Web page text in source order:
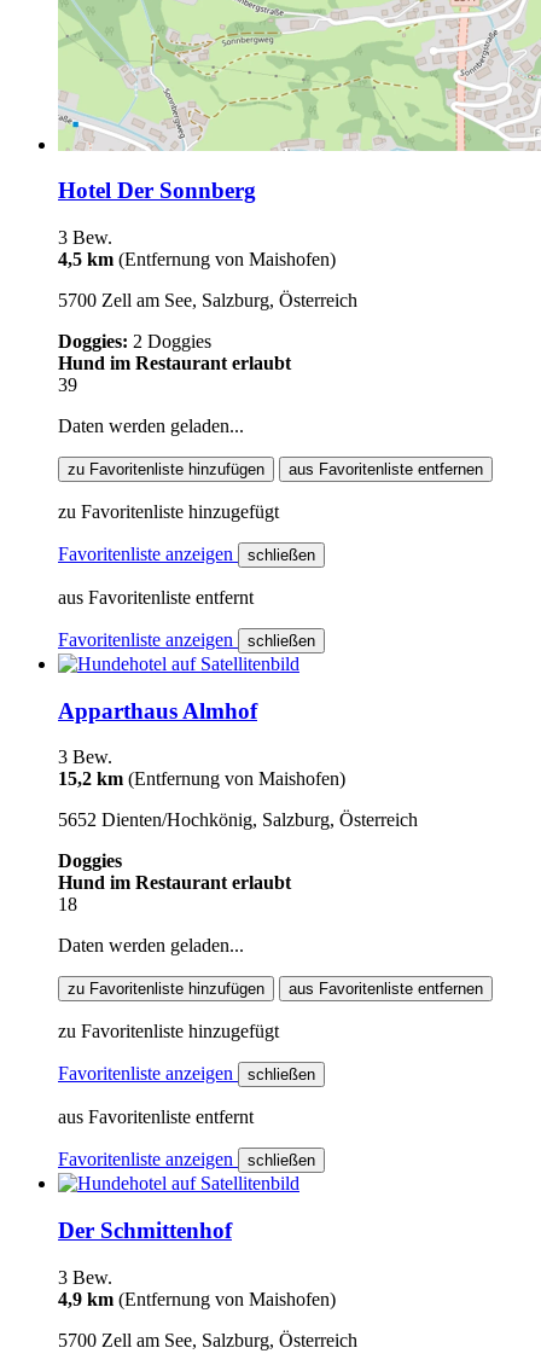
Hotel Der Sonnberg
3 Bew.
4,5 km (Entfernung von Maishofen)
5700 Zell am See, Salzburg, Österreich
Doggies: 2 Doggies
Hund im Restaurant erlaubt
39
Daten werden geladen...
zu Favoritenliste hinzufügen aus Favoritenliste entfernen
zu Favoritenliste hinzugefügt
Favoritenliste anzeigen schließen
aus Favoritenliste entfernt
Favoritenliste anzeigen schließen
Apparthaus Almhof
3 Bew.
15,2 km (Entfernung von Maishofen)
5652 Dienten/Hochkönig, Salzburg, Österreich
Doggies
Hund im Restaurant erlaubt
18
Daten werden geladen...
zu Favoritenliste hinzufügen aus Favoritenliste entfernen
zu Favoritenliste hinzugefügt
Favoritenliste anzeigen schließen
aus Favoritenliste entfernt
Favoritenliste anzeigen schließen
Der Schmittenhof
3 Bew.
4,9 km (Entfernung von Maishofen)
5700 Zell am See, Salzburg, Österreich